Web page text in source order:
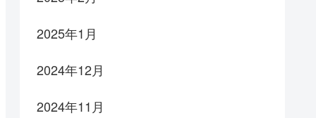
2025年1月
2024年12月
2024年11月